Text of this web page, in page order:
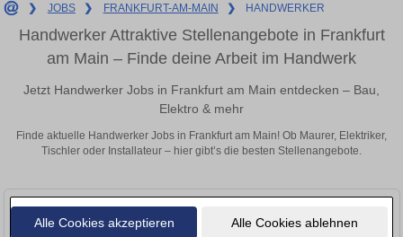
Alle Cookies akzeptieren Alle Cookies ablehnen
❯ JOBS ❯ FRANKFURT-AM-MAIN ❯ HANDWERKER
Handwerker Attraktive Stellenangebote in Frankfurt
am Main – Finde deine Arbeit im Handwerk
Jetzt Handwerker Jobs in Frankfurt am Main entdecken – Bau,
Elektro & mehr
Finde aktuelle Handwerker Jobs in Frankfurt am Main! Ob Maurer, Elektriker,
Tischler oder Installateur – hier gibt’s die besten Stellenangebote.